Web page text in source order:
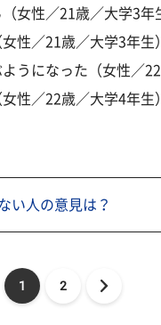
女性／21歳／大学3年
性／21歳／大学3年生）
うになった（女性／22
性／22歳／大学4年生）
い人の意見は？
1 2